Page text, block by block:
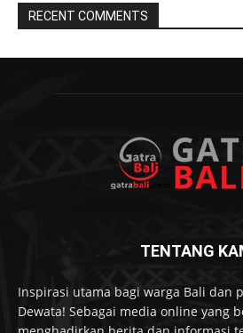
RECENT COMMENTS
TENTANG
Inspirasi utama bagi warga Bali dan
Dewata! Sebagai media online yang